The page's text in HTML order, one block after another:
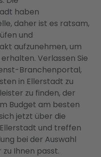
haben
daher ist es ratsam,
und
aufzunehmen, um
Verlassen Sie
Branchenportal,
in Ellerstadt zu
zu finden, der
Budget am besten
jetzt über die
und treffen
bei der Auswahl
Ihnen passt.